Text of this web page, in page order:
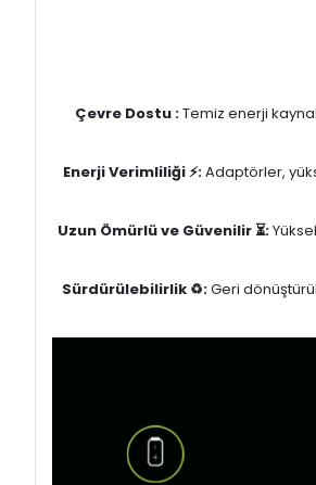
Çevre Dostu :Temiz enerji
Enerji Verimliliği ⚡:Adaptörler,
Uzun Ömürlü ve Güvenilir ⏳:
Sürdürülebilirlik ♻️:Geri